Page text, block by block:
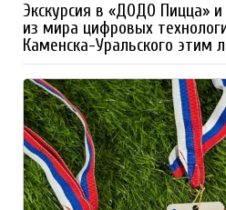
Экскурсия в «ДОДО Пицца»
из мира цифровых
Каменска-Уральского этим